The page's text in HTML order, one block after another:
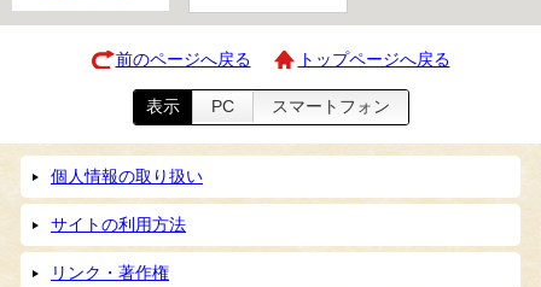
前のページへ戻る トップページへ戻る
表示 PC スマートフォン
個人情報の取り扱い
サイトの利用方法
リンク・著作権